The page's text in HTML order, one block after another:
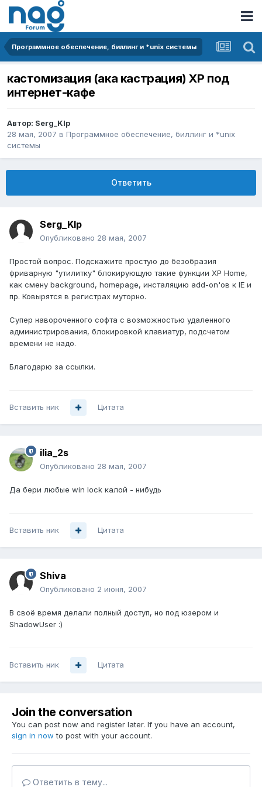
Программное обеспечение, биллинг и *unix системы
кастомизация (ака кастрация) XP под
интернет-кафе
Автор: Serg_Klp
28 мая, 2007 в Программное обеспечение, биллинг и *unix
системы
Ответить
Serg_Klp
Опубликовано 28 мая, 2007
Простой вопрос. Подскажите простую до безобразия
фриварную "утилитку" блокирующую такие функции XP Home,
как смену background, homepage, инсталяцию add-on'ов к IE и
пр. Ковырятся в регистрах муторно.
Супер навороченного софта с возможностью удаленного
администрирования, блокировкой клавиатур, подсчетом
времени не надо.
Благодарю за ссылки.
Вставить ник Цитата
ilia_2s
Опубликовано 28 мая, 2007
Да бери любые win lock калой - нибудь
Вставить ник Цитата
Shiva
Опубликовано 2 июня, 2007
В своё время делали полный доступ, но под юзером и
ShadowUser :)
Вставить ник Цитата
Join the conversation
You can post now and register later. If you have an account,
sign in now to post with your account.
Ответить в тему...